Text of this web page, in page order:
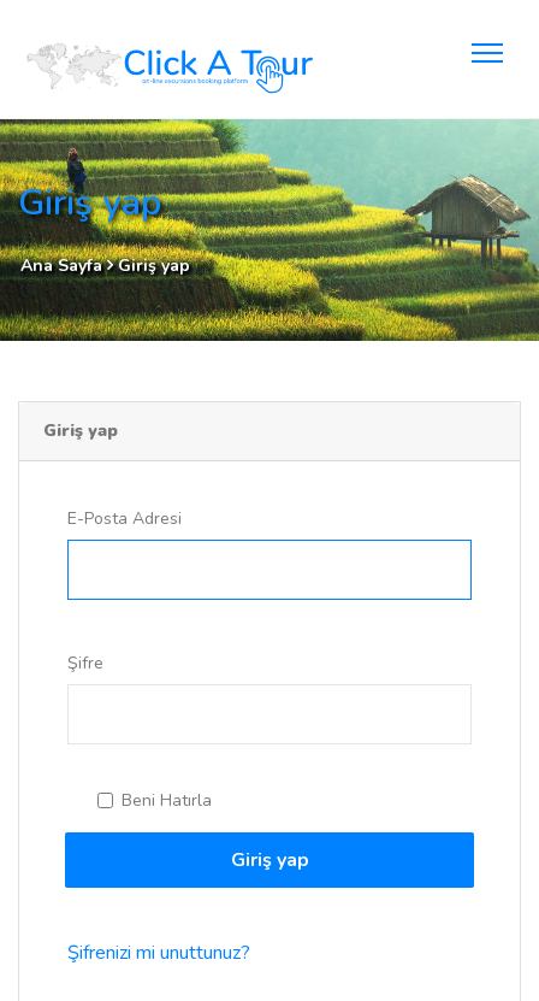
Giriş yap
Ana Sayfa Giriş yap
Giriş yap
E-Posta Adresi
Şifre
Beni Hatırla
Giriş yap
Şifrenizi mi unuttunuz?